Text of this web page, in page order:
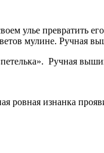
улье превратить
мулине. Ручная
Ручная
ровная изнанка